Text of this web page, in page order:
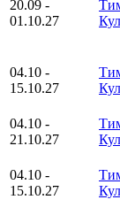
20.09 -
01.10.27
04.10 -
15.10.27
04.10 -
21.10.27
04.10 -
15.10.27